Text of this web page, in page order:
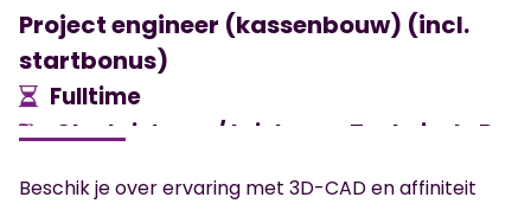
Project engineer (kassenbouw) (incl.
startbonus)
Fulltime
Glastuinbouw/ tuinbouw, Technisch,
Beschik je over ervaring met 3D-CAD en affiniteit